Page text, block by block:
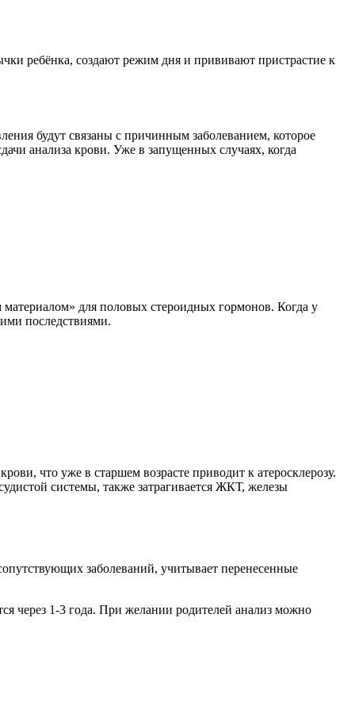
ребёнка, создают режим дня и прививают пристрастие к
будут связаны с причинным заболеванием, которое
анализа крови. Уже в запущенных случаях, когда
для половых стероидных гормонов. Когда у
последствиями.
что уже в старшем возрасте приводит к атеросклерозу.
системы, также затрагивается ЖКТ, железы
заболеваний, учитывает перенесенные
через 1-3 года. При желании родителей анализ можно